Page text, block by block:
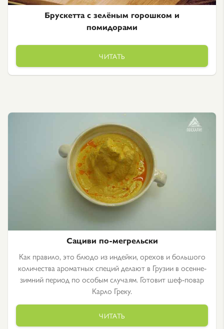
Брускетта с зелёным горошком и
помидорами
ЧИТАТЬ
Сациви по-мегрельски
Как правило, это блюдо из индейки, орехов и большого
количества ароматных специй делают в Грузии в осенне-
зимний период по особым случаям. Готовит шеф-повар
Карло Греку.
ЧИТАТЬ